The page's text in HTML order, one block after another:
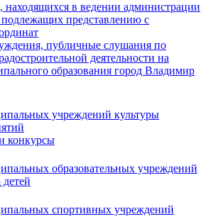
находящихся в ведении администрации
представлению с
публичные слушания по
деятельности на
образования город Владимир
учреждений культуры
конкурсы
образовательных учреждений
спортивных учреждений